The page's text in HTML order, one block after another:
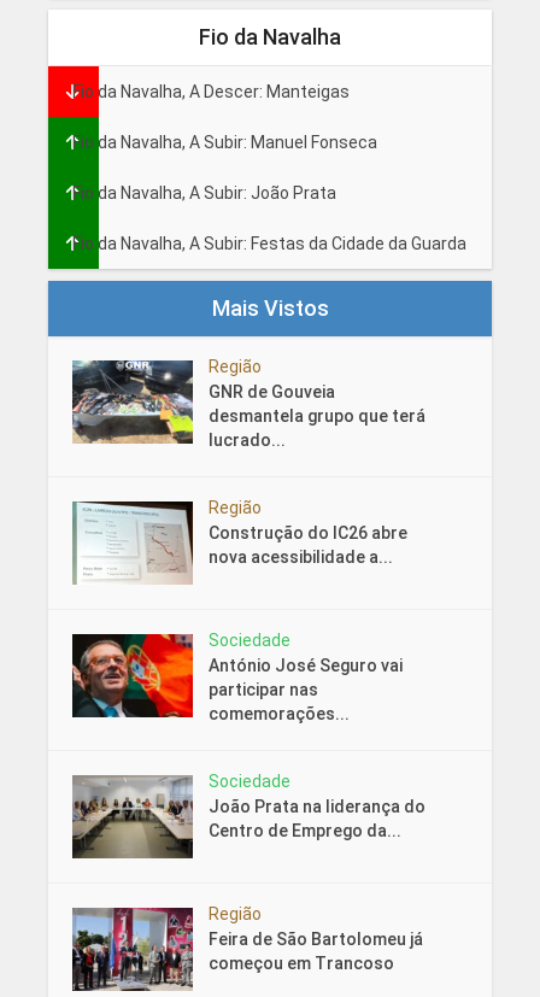
Fio da Navalha
Fio da Navalha, A Descer: Manteigas
Fio da Navalha, A Subir: Manuel Fonseca
Fio da Navalha, A Subir: João Prata
Fio da Navalha, A Subir: Festas da Cidade da Guarda
Mais Vistos
Região
GNR de Gouveia
desmantela grupo que terá
lucrado...
Região
Construção do IC26 abre
nova acessibilidade a...
Sociedade
António José Seguro vai
participar nas
comemorações...
Sociedade
João Prata na liderança do
Centro de Emprego da...
Região
Feira de São Bartolomeu já
começou em Trancoso